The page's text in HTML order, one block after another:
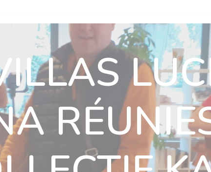
rejoindre Nous soutenir Ils nous soutiennent Contact